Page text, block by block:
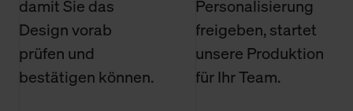
damit Sie das
Design vorab
prüfen und
bestätigen können.
Personalisierung
freigeben, startet
unsere Produktion
für Ihr Team.